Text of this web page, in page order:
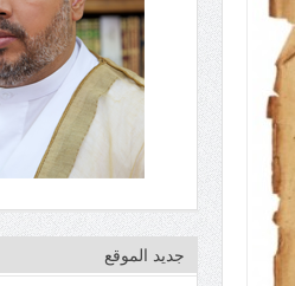
جديد الموقع